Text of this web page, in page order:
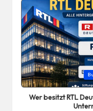
Posted
in
Wer besitzt RTL